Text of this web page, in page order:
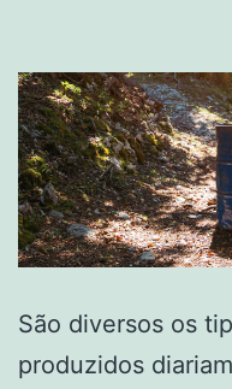
São diversos os
produzidos